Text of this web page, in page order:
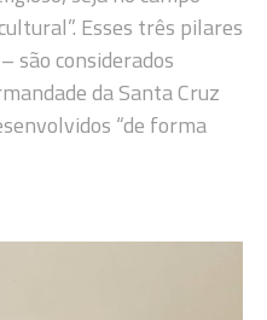
Esses três pilares
são considerados
da Santa Cruz
“de forma